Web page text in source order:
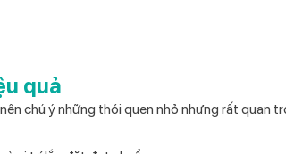
quả
chú ý những thói quen nhỏ nhưng rất quan